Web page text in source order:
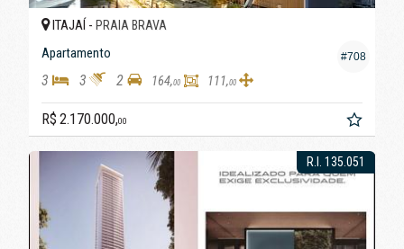
#708
ITAJAÍ - PRAIA BRAVA
Apartamento
3 3 2 164,00 111,00
R$ 2.170.000,00
R.I. 135.051